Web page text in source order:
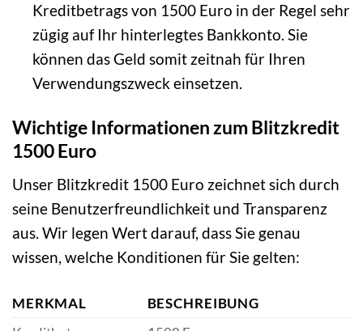
Kreditbetrags von 1500 Euro in der Regel sehr
zügig auf Ihr hinterlegtes Bankkonto. Sie
können das Geld somit zeitnah für Ihren
Verwendungszweck einsetzen.
Wichtige Informationen zum Blitzkredit
1500 Euro
Unser Blitzkredit 1500 Euro zeichnet sich durch
seine Benutzerfreundlichkeit und Transparenz
aus. Wir legen Wert darauf, dass Sie genau
wissen, welche Konditionen für Sie gelten:
MERKMAL
BESCHREIBUNG